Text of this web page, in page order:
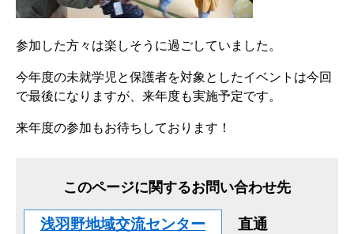
参加した方々は楽しそうに過ごしていました。
今年度の未就学児と保護者を対象としたイベントは今回
で最後になりますが、来年度も実施予定です。
来年度の参加もお待ちしております！
このページに関するお問い合わせ先
浅羽野地域交流センター 直通